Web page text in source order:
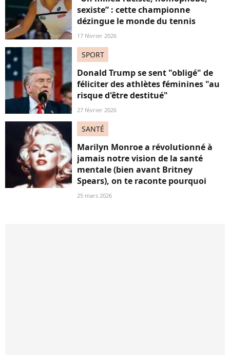
sexiste” : cette championne
dézingue le monde du tennis
17 février 2026
SPORT
Donald Trump se sent "obligé" de
féliciter des athlètes féminines "au
risque d'être destitué"
27 février 2026
SANTÉ
Marilyn Monroe a révolutionné à
jamais notre vision de la santé
mentale (bien avant Britney
Spears), on te raconte pourquoi
25 mars 2026